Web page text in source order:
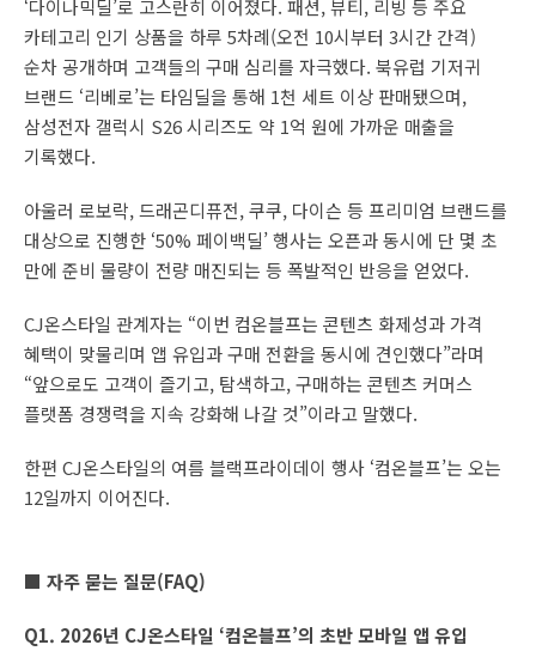
‘다이나믹딜’로 고스란히 이어졌다. 패션, 뷰티, 리빙 등 주요
카테고리 인기 상품을 하루 5차례(오전 10시부터 3시간 간격)
순차 공개하며 고객들의 구매 심리를 자극했다. 북유럽 기저귀
브랜드 ‘리베로’는 타임딜을 통해 1천 세트 이상 판매됐으며,
삼성전자 갤럭시 S26 시리즈도 약 1억 원에 가까운 매출을
기록했다.
아울러 로보락, 드래곤디퓨전, 쿠쿠, 다이슨 등 프리미엄 브랜드를
대상으로 진행한 ‘50% 페이백딜’ 행사는 오픈과 동시에 단 몇 초
만에 준비 물량이 전량 매진되는 등 폭발적인 반응을 얻었다.
CJ온스타일 관계자는 “이번 컴온블프는 콘텐츠 화제성과 가격
혜택이 맞물리며 앱 유입과 구매 전환을 동시에 견인했다”라며
“앞으로도 고객이 즐기고, 탐색하고, 구매하는 콘텐츠 커머스
플랫폼 경쟁력을 지속 강화해 나갈 것”이라고 말했다.
한편 CJ온스타일의 여름 블랙프라이데이 행사 ‘컴온블프’는 오는
12일까지 이어진다.
■ 자주 묻는 질문(FAQ)
Q1. 2026년 CJ온스타일 ‘컴온블프’의 초반 모바일 앱 유입